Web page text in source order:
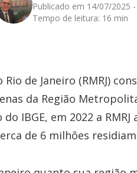
Publicado em 14/07/2025
Tempo de leitura: 16 min
de Janeiro (RMRJ)
da Região
IBGE, em 2022 a
de 6 milhões